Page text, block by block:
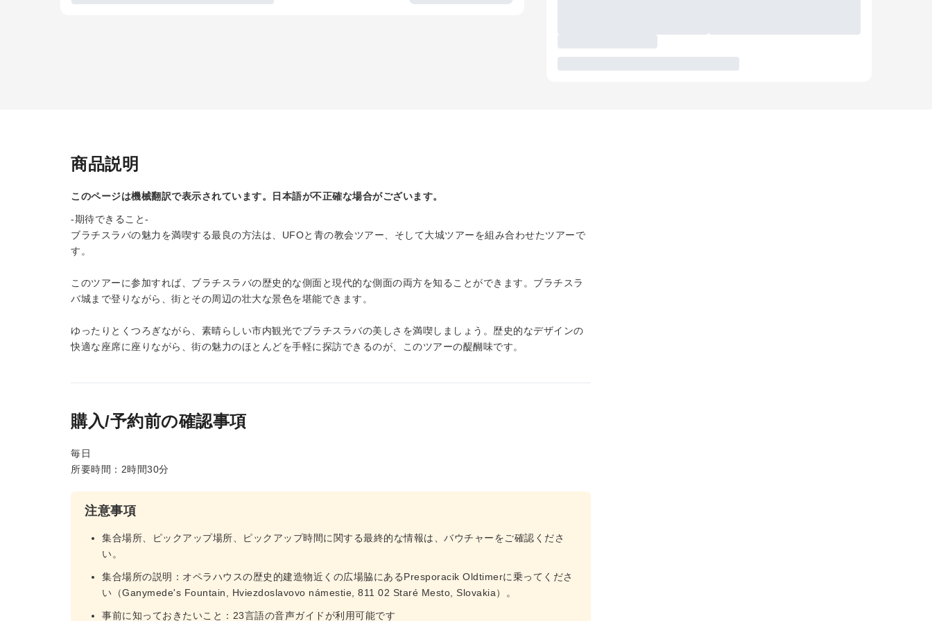
商品説明
このページは機械翻訳で表示されています。日本語が不正確な場合がございます。
-期待できること-
ブラチスラバの魅力を満喫する最良の方法は、UFOと青の教会ツアー、そして大城ツアーを組み合わせたツアーで
す。
このツアーに参加すれば、ブラチスラバの歴史的な側面と現代的な側面の両方を知ることができます。ブラチスラ
バ城まで登りながら、街とその周辺の壮大な景色を堪能できます。
ゆったりとくつろぎながら、素晴らしい市内観光でブラチスラバの美しさを満喫しましょう。歴史的なデザインの
快適な座席に座りながら、街の魅力のほとんどを手軽に探訪できるのが、このツアーの醍醐味です。
購入/予約前の確認事項
毎日
所要時間：2時間30分
注意事項
集合場所、ピックアップ場所、ピックアップ時間に関する最終的な情報は、バウチャーをご確認くださ
い。
集合場所の説明：オペラハウスの歴史的建造物近くの広場脇にあるPresporacik Oldtimerに乗ってくださ
い（Ganymede's Fountain, Hviezdoslavovo námestie, 811 02 Staré Mesto, Slovakia）。
事前に知っておきたいこと：23言語の音声ガイドが利用可能です